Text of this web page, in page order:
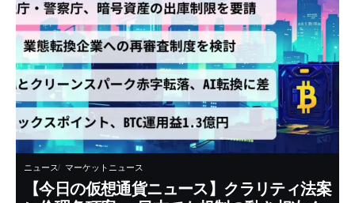
ニュース マーケットニュース
【今日の仮想通貨ニュース】クラリティ法案